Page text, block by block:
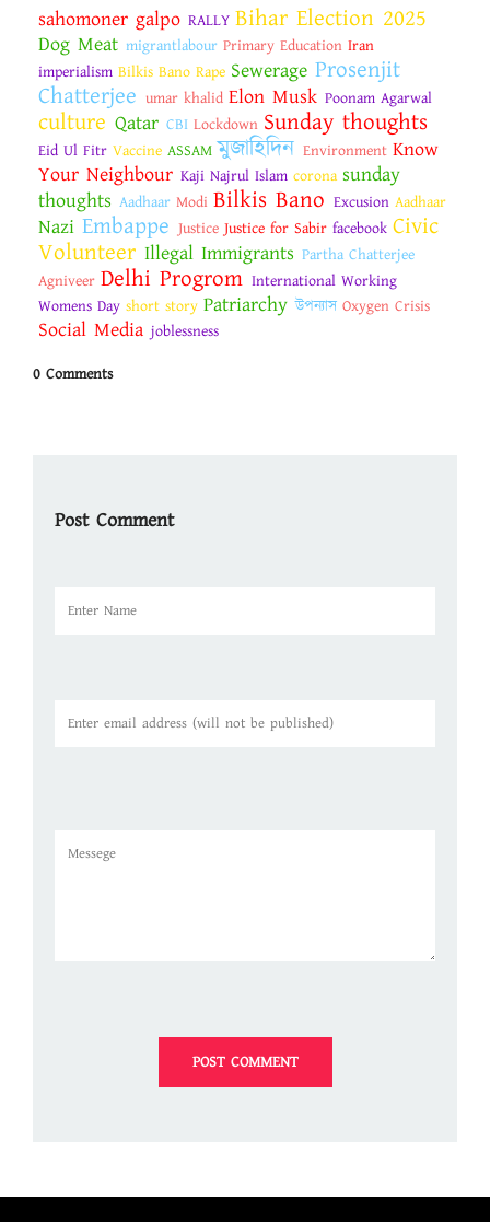
sahomoner galpo RALLY Bihar Election 2025
Dog Meat migrantlabour Primary Education Iran
imperialism Bilkis Bano Rape Sewerage Prosenjit
Chatterjee umar khalid Elon Musk Poonam Agarwal
culture Qatar CBI Lockdown Sunday thoughts
Eid Ul Fitr Vaccine ASSAM মুজাহিদিন Environment Know
Your Neighbour Kaji Najrul Islam corona sunday
thoughts Aadhaar Modi Bilkis Bano Excusion Aadhaar
Nazi Embappe Justice Justice for Sabir facebook Civic
Volunteer Illegal Immigrants Partha Chatterjee
Agniveer Delhi Progrom International Working
Womens Day short story Patriarchy উপন্যাস Oxygen Crisis
Social Media joblessness
0 Comments
Post Comment